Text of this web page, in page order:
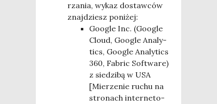
rza­nia, wykaz dostaw­ców
znaj­dziesz poniżej:
Google Inc. (Google
Clo­ud, Google Ana­ly­
tics, Google Ana­ly­tics
360, Fabric Softwa­re)
z sie­dzi­bą w USA
[Mie­rze­nie ruchu na
stro­nach inter­ne­to­